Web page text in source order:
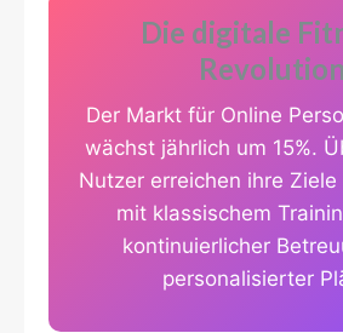
Die digitale
Revolution
Der Markt für Online
wächst jährlich um 15%.
Nutzer erreichen ihre Ziele
mit klassischem
kontinuierlicher
personalisierter